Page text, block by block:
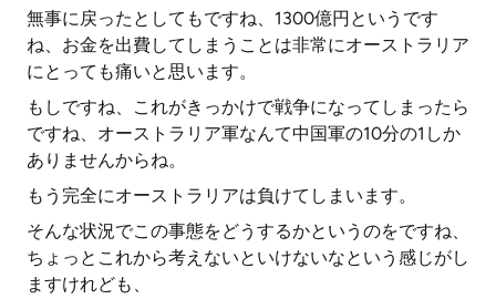
無事に戻ったとしてもですね、1300億円というです
ね、お金を出費してしまうことは非常にオーストラリア
にとっても痛いと思います。
もしですね、これがきっかけで戦争になってしまったら
ですね、オーストラリア軍なんて中国軍の10分の1しか
ありませんからね。
もう完全にオーストラリアは負けてしまいます。
そんな状況でこの事態をどうするかというのをですね、
ちょっとこれから考えないといけないなという感じがし
ますけれども、